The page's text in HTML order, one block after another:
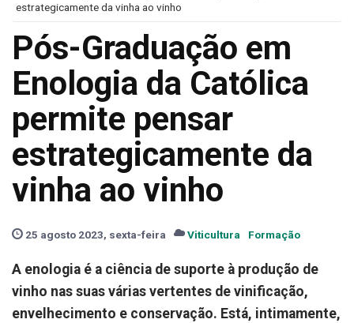
estrategicamente da vinha ao vinho
Pós-Graduação em
Enologia da Católica
permite pensar
estrategicamente da
vinha ao vinho
25 agosto 2023, sexta-feira Viticultura Formação
A enologia é a ciência de suporte à produção de
vinho nas suas várias vertentes de vinificação,
envelhecimento e conservação. Está, intimamente,